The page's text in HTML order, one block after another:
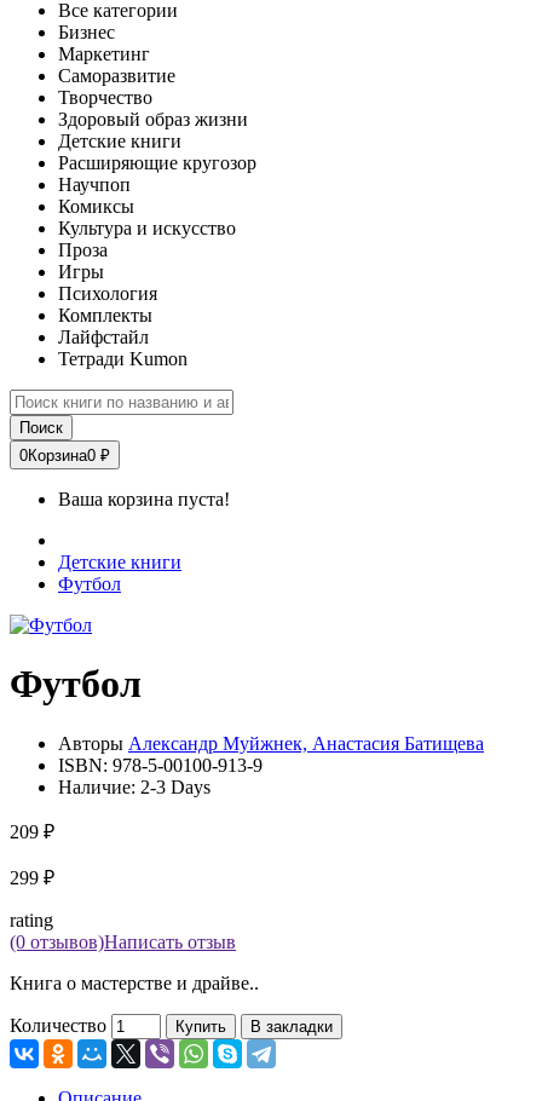
Все категории
Бизнес
Маркетинг
Саморазвитие
Творчество
Здоровый образ жизни
Детские книги
Расширяющие кругозор
Научпоп
Комиксы
Культура и искусство
Проза
Игры
Психология
Комплекты
Лайфстайл
Тетради Kumon
Поиск
0Корзина0 ₽
Ваша корзина пуста!
Детские книги
Футбол
Футбол
Авторы Александр Муйжнек, Анастасия Батищева
ISBN: 978-5-00100-913-9
Наличие: 2-3 Days
209 ₽
299 ₽
rating
(0 отзывов)Написать отзыв
Книга о мастерстве и драйве..
Количество Купить В закладки